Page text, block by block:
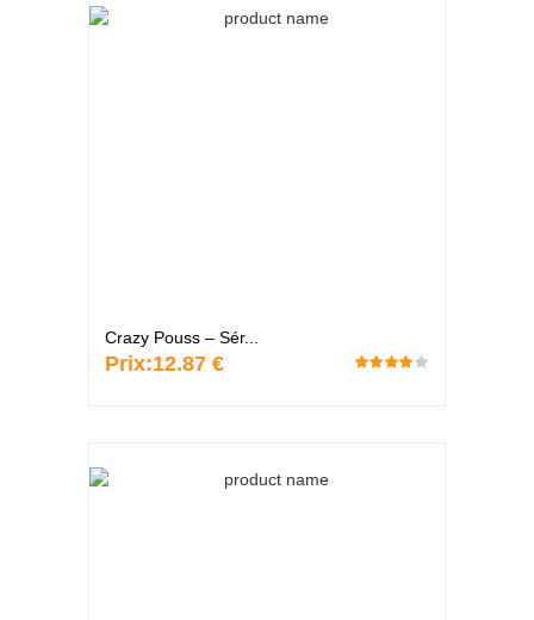
Crazy Pouss – Sér...
Prix:12.87 €